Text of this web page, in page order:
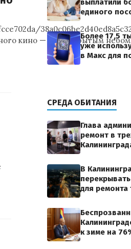
кино — под открытым
выплатили
единого
Более 17,5
уже
в Макс для
СРЕДА ОБИТАНИЯ
Глава
ремонт в
В
для ремонта
к зиме на